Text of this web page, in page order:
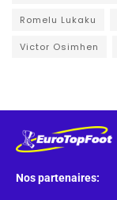
Romelu Lukaku
Victor Osimhen
Nos partenaires: